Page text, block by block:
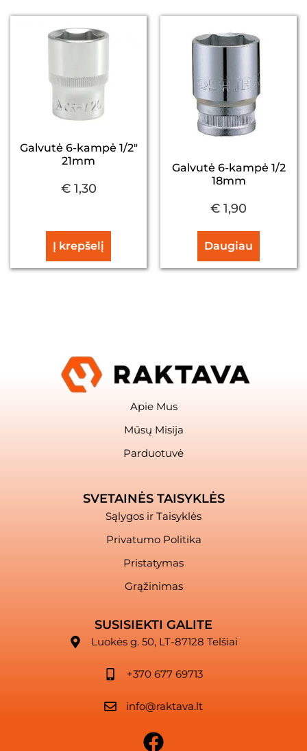
Galvutė 6-kampė 1/2″
21mm
€1,30
Į krepšelį
Galvutė 6-kampė 1/2
18mm
€ 1,90
Daugiau
Apie Mus
Mūsų Misija
Parduotuvė
SVETAINĖS TAISYKLĖS
Sąlygos ir Taisyklės
Privatumo Politika
Pristatymas
Grąžinimas
SUSISIEKTI GALITE
Luokės g. 50, LT-87128 Telšiai
+370 677 69713
info@raktava.lt